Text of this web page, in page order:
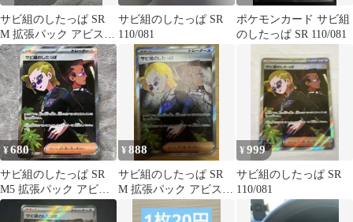
サビ組のしたっぱ SR
M 拡張パック アビスア
イ キラ 110/081
サビ組のしたっぱ SR
110/081
ポケモンカード サビ組
のしたっぱ SR 110/081
¥680
サビ組のしたっぱ SR
M5 拡張パック アビス
アイ 110/081 ポケカ
¥888
サビ組のしたっぱ SR
M 拡張パック アビスア
¥999
サビ組のしたっぱ SR
110/081